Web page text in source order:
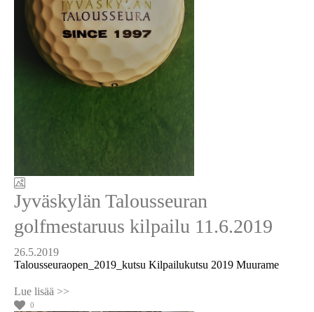
Jyväskylän Talousseuran
golfmestaruus kilpailu 11.6.2019
26.5.2019
Talousseuraopen_2019_kutsu Kilpailukutsu 2019 Muurame
0